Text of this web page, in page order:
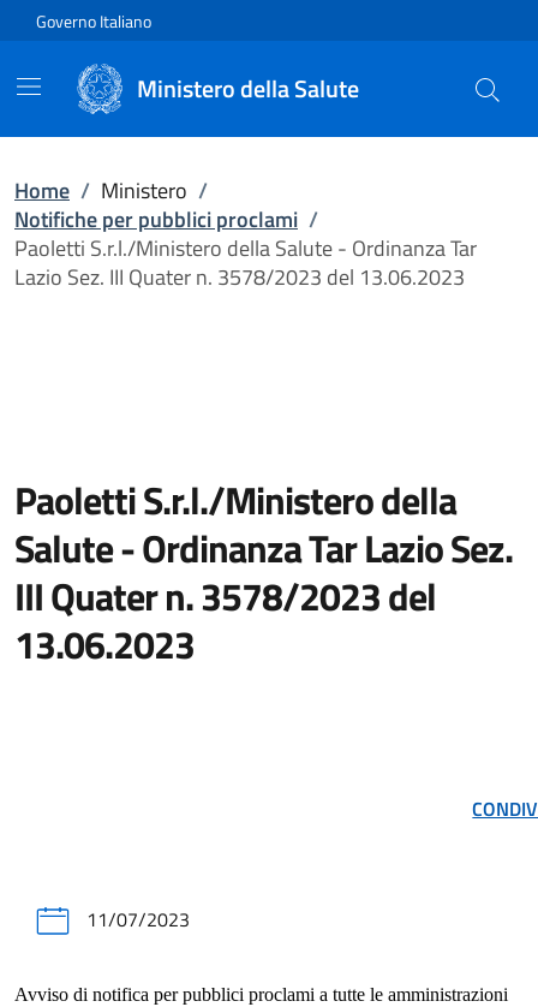
Vai direttamente al contenuto
Governo Italiano
Ministero della Salute
Home / Ministero /
Notifiche per pubblici proclami /
Paoletti S.r.l./Ministero della Salute - Ordinanza Tar
Lazio Sez. III Quater n. 3578/2023 del 13.06.2023
Paoletti S.r.l./Ministero della
Salute - Ordinanza Tar Lazio Sez.
III Quater n. 3578/2023 del
13.06.2023
11/07/2023
Avviso di notifica per pubblici proclami a tutte le amministrazioni